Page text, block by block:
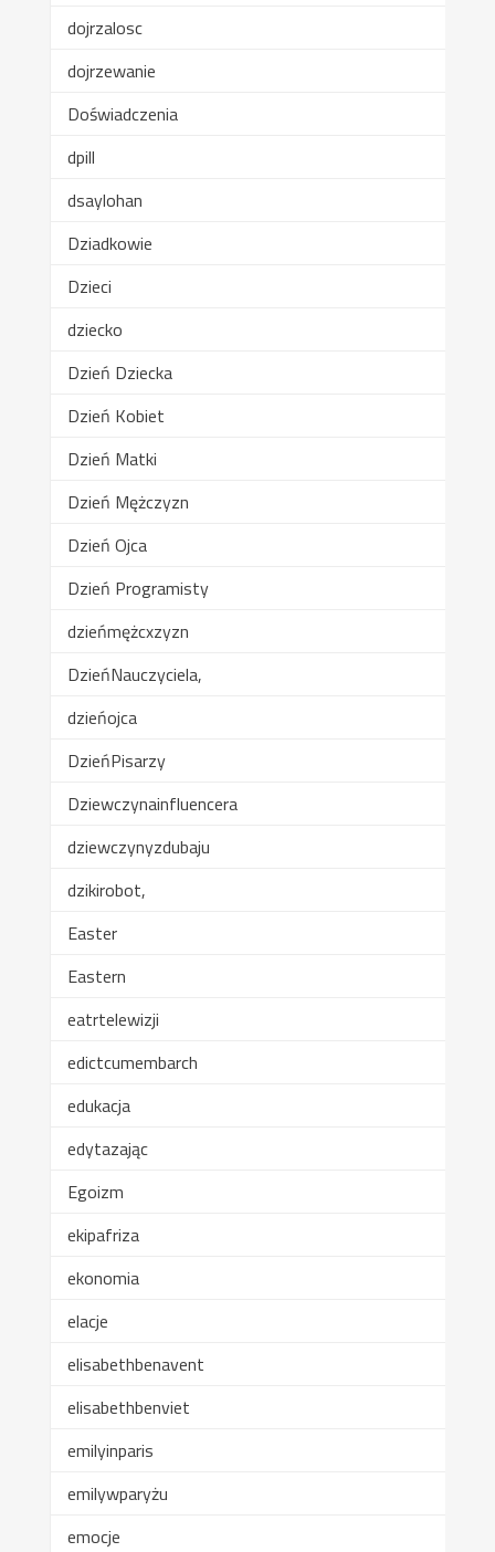
dojrzalosc
dojrzewanie
Doświadczenia
dpill
dsaylohan
Dziadkowie
Dzieci
dziecko
Dzień Dziecka
Dzień Kobiet
Dzień Matki
Dzień Mężczyzn
Dzień Ojca
Dzień Programisty
dzieńmężcxzyzn
DzieńNauczyciela,
dzieńojca
DzieńPisarzy
Dziewczynainfluencera
dziewczynyzdubaju
dzikirobot,
Easter
Eastern
eatrtelewizji
edictcumembarch
edukacja
edytazając
Egoizm
ekipafriza
ekonomia
elacje
elisabethbenavent
elisabethbenviet
emilyinparis
emilywparyżu
emocje